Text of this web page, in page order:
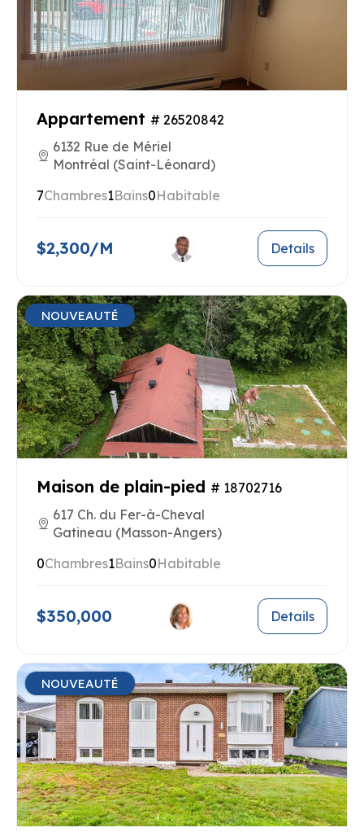
Appartement # 26520842
6132 Rue de Mériel
Montréal (Saint-Léonard)
7Chambres1Bains0Habitable
$2,300/M Details
NOUVEAUTÉ
Maison de plain-pied # 18702716
617 Ch. du Fer-à-Cheval
Gatineau (Masson-Angers)
0Chambres1Bains0Habitable
$350,000 Details
NOUVEAUTÉ